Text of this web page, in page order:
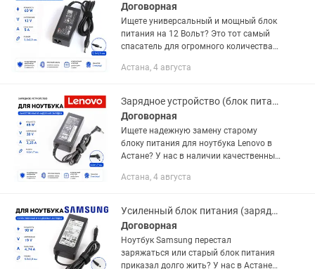
Договорная
Ищете универсальный и мощный блок
питания на 12 Вольт? Это тот самый
спасатель для огромного количества
выдает честные 60W (5 Ампер), не
Астана, 4 августа
Зарядное устройство (блок питания) для ноутбука Lenovo 20V 3.25A 65W тонкий
Договорная
Ищете надежную замену старому
блоку питания для ноутбука Lenovo в
Астане? У нас в наличии качественные
моделей! Этот адаптер мощностью
Астана, 4 августа
Усиленный блок питания (зарядка) для ноутбука Samsung 19V 4.74A 90W
Договорная
Ноутбук Samsung перестал
заряжаться или старый блок питания
приказал долго жить? У нас в Астане